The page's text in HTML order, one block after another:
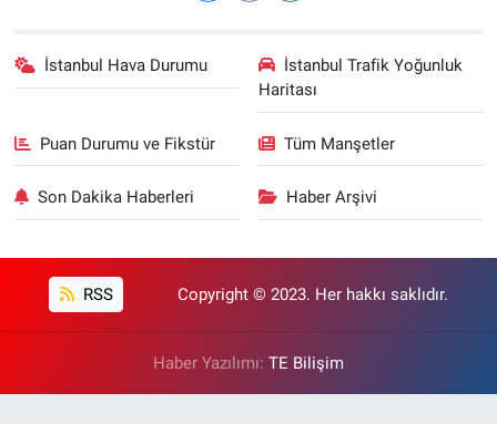
İstanbul Hava Durumu
İstanbul Trafik Yoğunluk
Haritası
Puan Durumu ve Fikstür Tüm Manşetler
Son Dakika Haberleri Haber Arşivi
RSS Copyright © 2023. Her hakkı saklıdır.
Haber Yazılımı: TE Bilişim